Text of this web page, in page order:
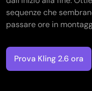
sequenze che
passare ore in
Prova Kling 2.6 ora